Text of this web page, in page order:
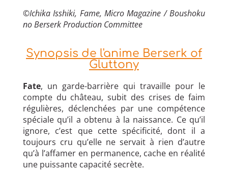
©Ichika Isshiki, Fame, Micro Magazine / Boushoku
no Berserk Production Committee
Synopsis de l'anime Berserk of
Gluttony
Fate, un garde-barrière qui travaille pour le
compte du château, subit des crises de faim
régulières, déclenchées par une compétence
spéciale qu’il a obtenu à la naissance. Ce qu’il
ignore, c’est que cette spécificité, dont il a
toujours cru qu’elle ne servait à rien d’autre
qu’à l’affamer en permanence, cache en réalité
une puissante capacité secrète.